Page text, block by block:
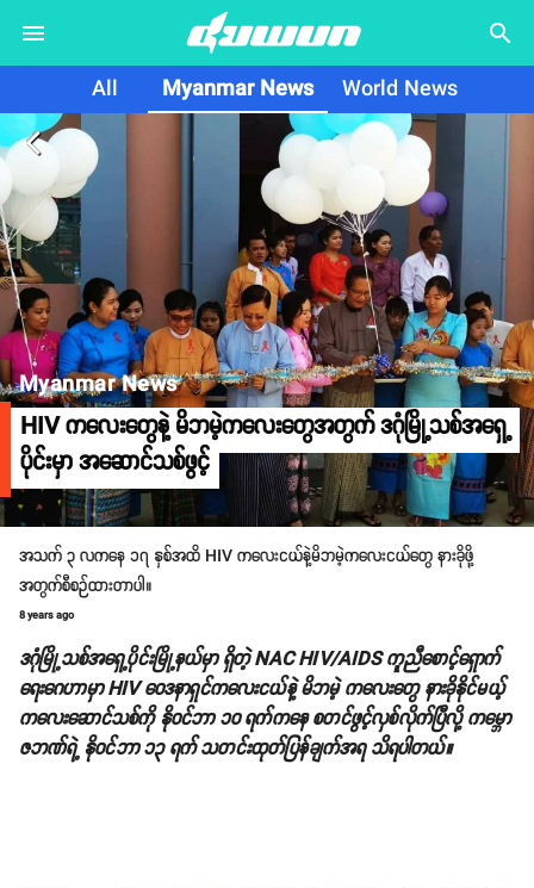
search
All Myanmar News World News
arrow_back_ios
Myanmar News
HIV ကလေးတွေနဲ့ မိဘမဲ့ကလေးတွေအတွက် ဒဂုံမြို့သစ်အရှေ့
ပိုင်းမှာ အဆောင်သစ်ဖွင့်
အသက် ၃ လကနေ ၁၇ နှစ်အထိ HIV ကလေးငယ်နဲ့မိဘမဲ့ကလေးငယ်တွေ နားခိုဖို့
အတွက်စီစဉ်ထားတာပါ။
8 years ago
ဒဂုံမြို့သစ်အရှေ့ပိုင်းမြို့နယ်မှာ ရှိတဲ့ NAC HIV/AIDS ကူညီစောင့်ရှောက်
ရေးဂေဟာမှာ HIV ဝေဒနာရှင်ကလေးငယ်နဲ့ မိဘမဲ့ ကလေးတွေ နားခိုနိုင်မယ့်
ကလေးဆောင်သစ်ကို နိုဝင်ဘာ ၁၀ ရက်ကနေ စတင်ဖွင့်လှစ်လိုက်ပြီလို့ ကမ္ဘော
ဇဘဏ်ရဲ့ နိုဝင်ဘာ ၁၃ ရက် သတင်းထုတ်ပြန်ချက်အရ သိရပါတယ်။